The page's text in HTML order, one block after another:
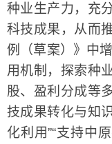
种业生产力，充
科技成果，从而
例（草案）》中
用机制，探索种
股、盈利分成等
技成果转化与知
化利用”“支持中